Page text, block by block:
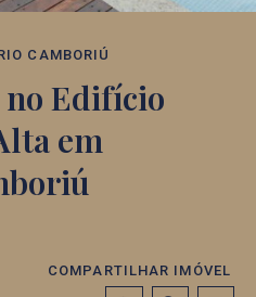
CAMBORIÚ
no Edifício
em
COMPARTILHAR IMÓVEL